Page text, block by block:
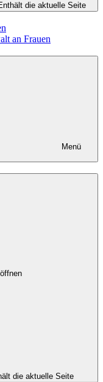
die aktuelle Seite
an Frauen
Menü
die aktuelle Seite